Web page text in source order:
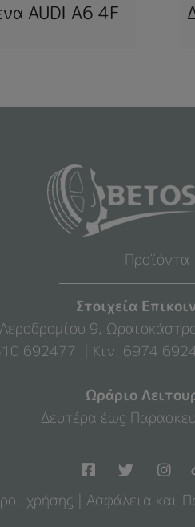
AUDI A6 4F
Προϊόντα
Στοιχεία
9,
692477 | Κιν. 6974
Ωράριο
Δευτέρα έως
χρήσης Ασφάλεια και